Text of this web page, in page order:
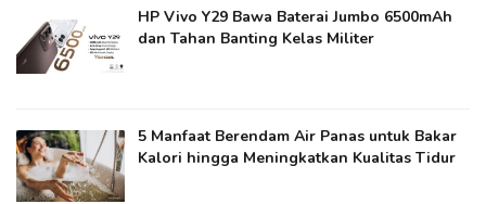
HP Vivo Y29 Bawa Baterai Jumbo 6500mAh
dan Tahan Banting Kelas Militer
5 Manfaat Berendam Air Panas untuk Bakar
Kalori hingga Meningkatkan Kualitas Tidur